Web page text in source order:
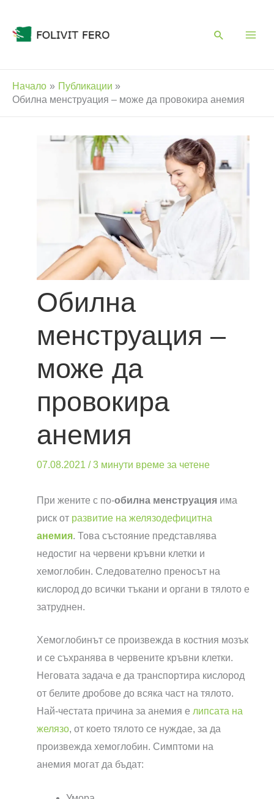
content
Начало
Публикации
Обилна менструация – може да провокира анемия
Обилна
менструация –
може да
провокира
анемия
07.08.2021 /3 минути време за четене
При жените с по-обилна менструация има
риск от развитие на желязодефицитна
анемия. Това състояние представлява
недостиг на червени кръвни клетки и
хемоглобин. Следователно преносът на
кислород до всички тъкани и органи в тялото е
затруднен.
Хемоглобинът се произвежда в костния мозък
и се съхранява в червените кръвни клетки.
Неговата задача е да транспортира кислород
от белите дробове до всяка част на тялото.
Най-честата причина за анемия е липсата на
желязо, от което тялото се нуждае, за да
произвежда хемоглобин. Симптоми на
анемия могат да бъдат: